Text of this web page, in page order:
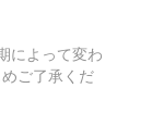
によって変わ
ご了承くだ